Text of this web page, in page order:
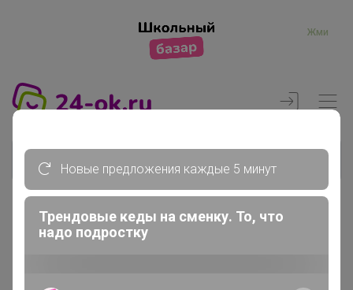
Жми
Новые предложения каждые 5 минут
Трендовые кеды на сменку. То, что
надо подростку